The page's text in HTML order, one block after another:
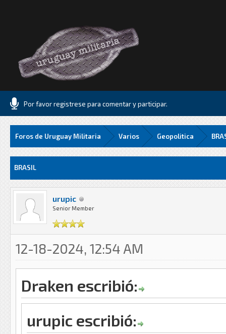
Por favor registrese para comentar y participar.
Foros de Uruguay Militaria Varios Geopolitica
BRASIL
urupic
Senior Member
12-18-2024, 12:54 AM
Draken escribió:
urupic escribió: